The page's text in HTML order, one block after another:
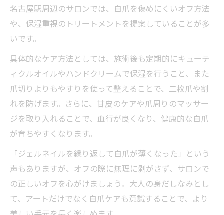
名古屋駅周辺のサロンでは、自爪を傷めにくいオフ方法
や、保湿重視のトリートメントを提案していることが多
いです。
具体的なケア方法としては、施術後も定期的にキューテ
ィクルオイルやハンドクリームで保湿を行うこと、また
爪切りよりもやすりを使って整えることで、二枚爪や割
れを防げます。さらに、甘皮のケアや爪周りのマッサー
ジを取り入れることで、血行が良くなり、健康的な自爪
が育ちやすくなります。
「ジェルネイルを繰り返して自爪が薄くなった」という
声もありますが、オフの際に無理に剥がさず、サロンで
の正しいオフを心がけましょう。大人の身だしなみとし
て、アートだけでなく自爪ケアも意識することで、より